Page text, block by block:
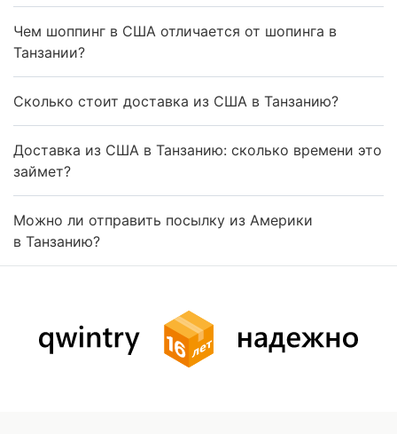
Чем шоппинг в США отличается от шопинга в
Танзании?
Сколько стоит доставка из США в Танзанию?
Доставка из США в Танзанию: сколько времени это
займет?
Можно ли отправить посылку из Америки
в Танзанию?